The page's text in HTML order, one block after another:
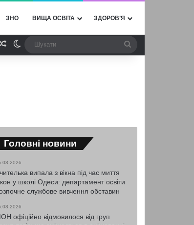
ЗНО ВИЩА ОСВІТА ЗДОРОВ’Я
Випадкова стаття
Switch skin
Головні новини
випала з вікна під час миття
у школі Одеси: департамент освіти
службове вивчення обставин
офіційно відмовилося від груп